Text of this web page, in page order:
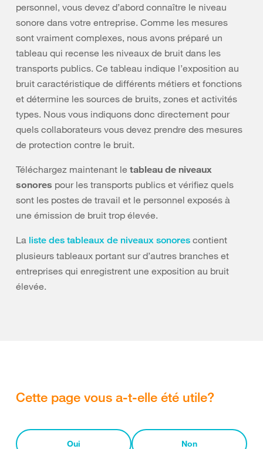
personnel, vous devez d’abord connaître le niveau
sonore dans votre entreprise. Comme les mesures
sont vraiment complexes, nous avons préparé un
tableau qui recense les niveaux de bruit dans les
transports publics. Ce tableau indique l’exposition au
bruit caractéristique de différents métiers et fonctions
et détermine les sources de bruits, zones et activités
types. Nous vous indiquons donc directement pour
quels collaborateurs vous devez prendre des mesures
de protection contre le bruit.
Téléchargez maintenant le tableau de niveaux
sonores pour les transports publics et vérifiez quels
sont les postes de travail et le personnel exposés à
une émission de bruit trop élevée.
La liste des tableaux de niveaux sonores contient
plusieurs tableaux portant sur d’autres branches et
entreprises qui enregistrent une exposition au bruit
élevée.
Cette page vous a-t-elle été utile?
Oui Non